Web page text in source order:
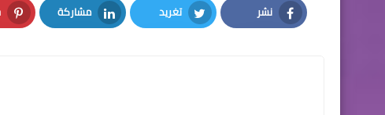
نشر
Facebook
تغريد
Twitter
مشاركة
LinkedIn